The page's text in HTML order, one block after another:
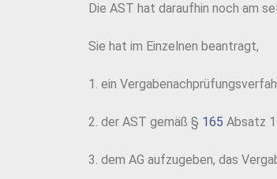
Die AST hat daraufhin noch am
Sie hat im Einzelnen beantragt,
1. ein
2. der AST gemäß § 165 Absatz
3. dem AG aufzugeben, das